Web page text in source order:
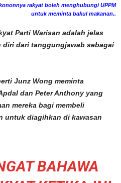
rakyat boleh menghubungi UPPM
untuk meminta bakul makanan..
Parti Warisan adalah jelas
dari tanggungjawab sebagai
Junz Wong meminta
dan Peter Anthony yang
mereka bagi membeli
untuk diagihkan di kawasan
BAHAWA